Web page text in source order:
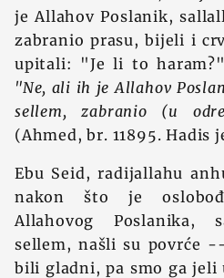
je Allahov Poslanik,
zabranio prasu, bijeli i
upitali: "Je li to
"Ne, ali ih je Allahov
sellem, zabranio (u
(Ahmed, br. 11895. Hadis
Ebu Seid, radijallahu
nakon što je
Allahovog Poslanika,
sellem, našli su povrće
bili gladni, pa smo ga jeli